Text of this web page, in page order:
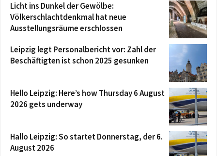
Licht ins Dunkel der Gewölbe:
Völkerschlachtdenkmal hat neue
Ausstellungsräume erschlossen
Leipzig legt Personalbericht vor: Zahl der
Beschäftigten ist schon 2025 gesunken
Hello Leipzig: Here’s how Thursday 6 August
2026 gets underway
Hallo Leipzig: So startet Donnerstag, der 6.
August 2026